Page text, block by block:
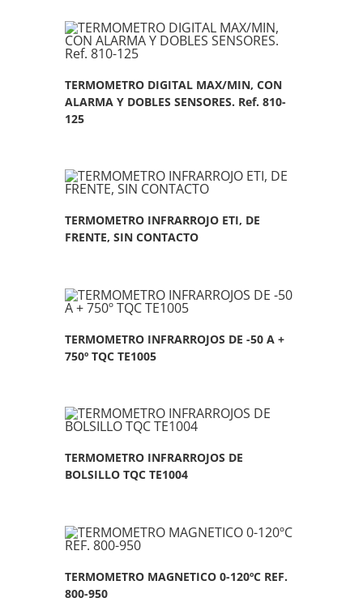
TERMOMETRO DIGITAL MAX/MIN, CON
ALARMA Y DOBLES SENSORES. Ref. 810-
125
TERMOMETRO INFRARROJO ETI, DE
FRENTE, SIN CONTACTO
TERMOMETRO INFRARROJOS DE -50 A +
750º TQC TE1005
TERMOMETRO INFRARROJOS DE
BOLSILLO TQC TE1004
TERMOMETRO MAGNETICO 0-120ºC REF.
800-950